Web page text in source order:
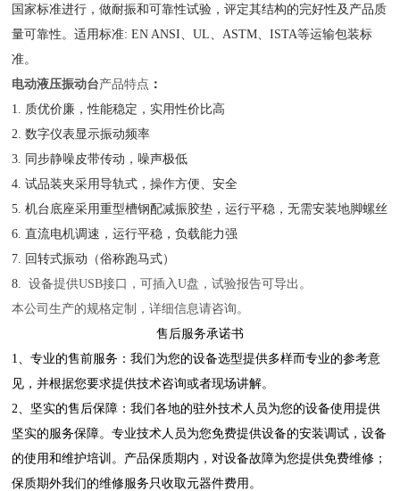
国家标准进行，做耐振和可靠性试验，评定其结构的完好性及产品质
量可靠性。适用标准: EN ANSI 、UL ASTM 、ISTA等运输包装标
准。
电动液压振动台产品特点 ：
1. 质优价廉，性能稳定，实用性价比高
2. 数字仪表显示振动频率
3. 同步静噪皮带传动，噪声极低
4. 试品装夹采用导轨式，操作方便、安全
5. 机台底座采用重型槽钢配减振胶垫，运行平稳，无需安装地脚螺丝
6. 直流电机调速，运行平稳，负载能力强
7. 回转式振动（俗称跑马式）
8.设备提供USB接口，可插入U盘，试验报告可导出。
本公司生产的规格定制，详细信息请咨询。
售后服务承诺书
1、专业的售前服务：我们为您的设备选型提供多样而专业的参考意
见，并根据您要求提供技术咨询或者现场讲解。
2、坚实的售后保障：我们各地的驻外技术人员为您的设备使用提供
坚实的服务保障。专业技术人员为您免费提供设备的安装调试，设备
的使用和维护培训。产品保质期内，对设备故障为您提供免费维修；
保质期外我们的维修服务只收取元器件费用。